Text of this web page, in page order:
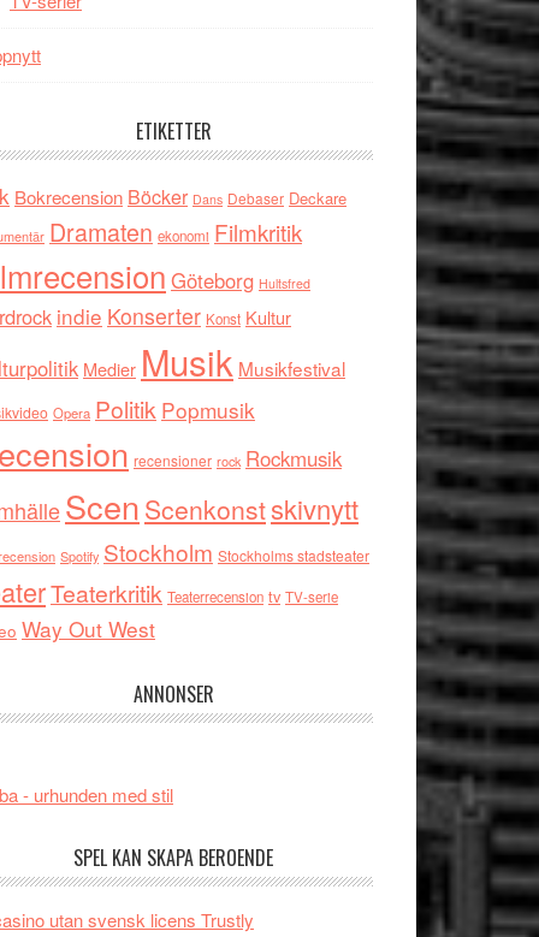
ETIKETTER
Bokrecension Böcker Dans Debaser Deckare
Dramaten ekonomi Filmkritik
Göteborg Hultsfred
indie Konserter Konst Kultur
Medier Musik Musikfestival
Opera Politik Popmusik
recensioner rock Rockmusik
Scen Scenkonstskivnytt
Spotify Stockholm Stockholms stadsteater
Teaterkritik Teaterrecension tv TV-serie
Way Out West
ANNONSER
- urhunden med stil
SPEL KAN SKAPA BEROENDE